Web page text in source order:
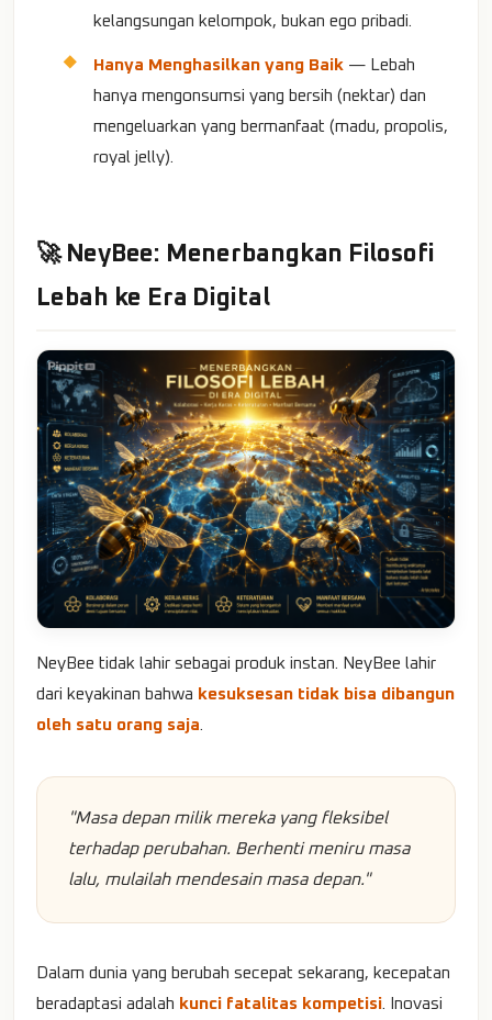
kelangsungan kelompok, bukan ego pribadi.
Hanya Menghasilkan yang Baik — Lebah
hanya mengonsumsi yang bersih (nektar) dan
mengeluarkan yang bermanfaat (madu, propolis,
royal jelly).
🚀 NeyBee: Menerbangkan Filosofi
Lebah ke Era Digital
NeyBee tidak lahir sebagai produk instan. NeyBee lahir
dari keyakinan bahwa kesuksesan tidak bisa dibangun
oleh satu orang saja
"Masa depan milik mereka yang fleksibel
terhadap perubahan. Berhenti meniru masa
lalu, mulailah mendesain masa depan."
Dalam dunia yang berubah secepat sekarang, kecepatan
beradaptasi adalah kunci fatalitas kompetisi . Inovasi